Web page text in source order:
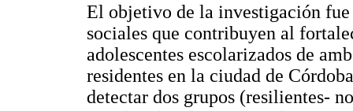
El objetivo de la investigación
sociales que contribuyen al
adolescentes escolarizados de
residentes en la ciudad de
detectar dos grupos (resilientes-